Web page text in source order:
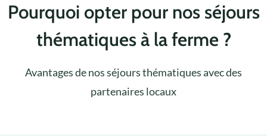
Pourquoi opter pour nos séjours
thématiques à la ferme ?
Avantages de nos séjours thématiques avec des
partenaires locaux